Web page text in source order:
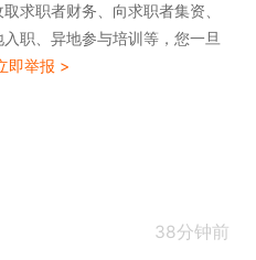
求职者财务、向求职者集资、
职、异地参与培训等，您一旦
即举报 >
38分钟前